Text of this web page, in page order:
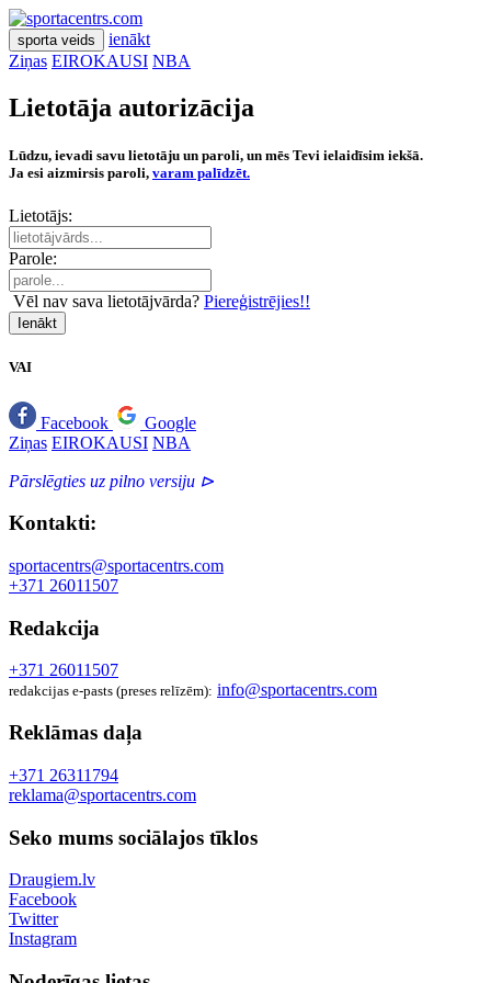
sporta veids
ienākt
Ziņas EIROKAUSI NBA
Lietotāja autorizācija
Lūdzu, ievadi savu lietotāju un paroli, un mēs Tevi ielaidīsim iekšā.
Ja esi aizmirsis paroli, varam palīdzēt.
Lietotājs:
Parole:
Vēl nav sava lietotājvārda? Piereģistrējies!!
Ienākt
VAI
Facebook
Google
Ziņas EIROKAUSI NBA
Pārslēgties uz pilno versiju ⊳
Kontakti:
sportacentrs@sportacentrs.com
+371 26011507
Redakcija
+371 26011507
redakcijas e-pasts (preses relīzēm): info@sportacentrs.com
Reklāmas daļa
+371 26311794
reklama@sportacentrs.com
Seko mums sociālajos tīklos
Draugiem.lv
Facebook
Twitter
Instagram